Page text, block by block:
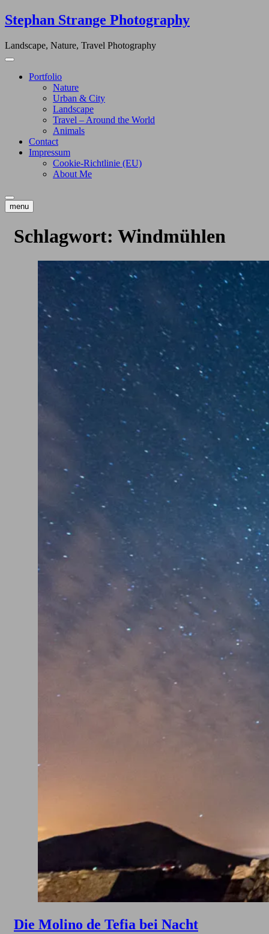
Skip
to
Stephan Strange Photography
Landscape, Nature, Travel Photography
Portfolio
Nature
Urban & City
Landscape
Travel – Around the World
Animals
Contact
Impressum
Cookie-Richtlinie (EU)
About Me
menu
Schlagwort: Windmühlen
Die Molino de Tefia bei Nacht